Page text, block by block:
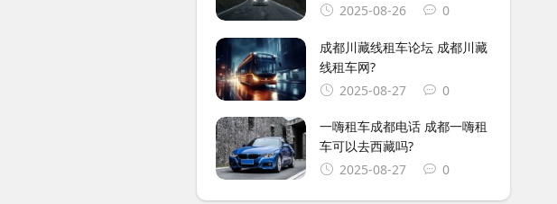
2025-08-26
0
成都川藏线租车论坛 成都川藏
线租车网?
2025-08-27
0
一嗨租车成都电话 成都一嗨租
车可以去西藏吗?
2025-08-27
0